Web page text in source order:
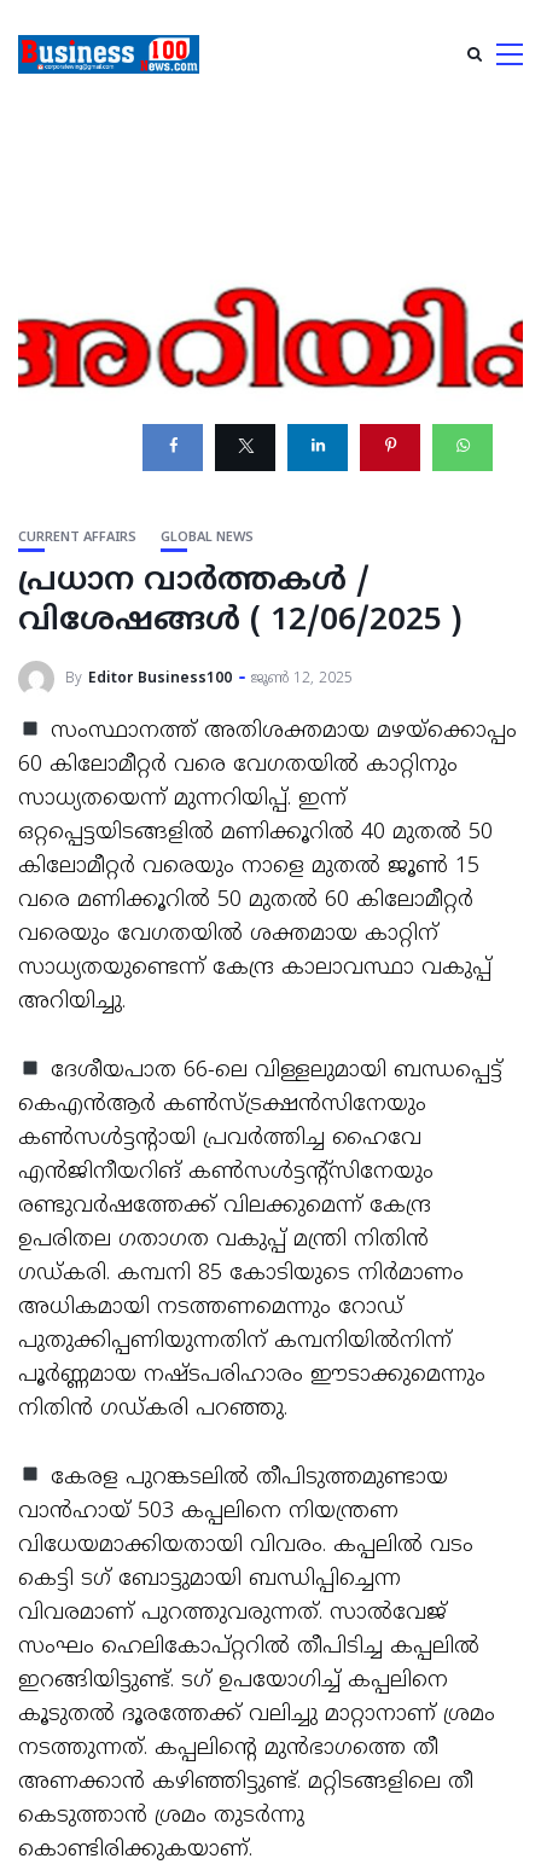
CURRENT AFFAIRS GLOBAL NEWS
പ്രധാന വാര്‍ത്തകള്‍ /
വിശേഷങ്ങള്‍ ( 12/06/2025 )
By Editor Business100 ജൂൺ 12, 2025
സംസ്ഥാനത്ത് അതിശക്തമായ മഴയ്ക്കൊപ്പം
60 കിലോമീറ്റര്‍ വരെ വേഗതയില്‍ കാറ്റിനും
സാധ്യതയെന്ന് മുന്നറിയിപ്പ്. ഇന്ന്
ഒറ്റപ്പെട്ടയിടങ്ങളില്‍ മണിക്കൂറില്‍ 40 മുതല്‍ 50
കിലോമീറ്റര്‍ വരെയും നാളെ മുതല്‍ ജൂണ്‍ 15
വരെ മണിക്കൂറില്‍ 50 മുതല്‍ 60 കിലോമീറ്റര്‍
വരെയും വേഗതയില്‍ ശക്തമായ കാറ്റിന്
സാധ്യതയുണ്ടെന്ന് കേന്ദ്ര കാലാവസ്ഥാ വകുപ്പ്
അറിയിച്ചു.
ദേശീയപാത 66-ലെ വിള്ളലുമായി ബന്ധപ്പെട്ട്
കെഎന്‍ആര്‍ കണ്‍സ്ട്രക്ഷന്‍സിനേയും
കണ്‍സള്‍ട്ടന്റായി പ്രവര്‍ത്തിച്ച ഹൈവേ
എന്‍ജിനീയറിങ് കണ്‍സള്‍ട്ടന്റ്സിനേയും
രണ്ടുവര്‍ഷത്തേക്ക് വിലക്കുമെന്ന് കേന്ദ്ര
ഉപരിതല ഗതാഗത വകുപ്പ് മന്ത്രി നിതിന്‍
ഗഡ്കരി. കമ്പനി 85 കോടിയുടെ നിര്‍മാണം
അധികമായി നടത്തണമെന്നും റോഡ്
പുതുക്കിപ്പണിയുന്നതിന് കമ്പനിയില്‍നിന്ന്
പൂര്‍ണ്ണമായ നഷ്ടപരിഹാരം ഈടാക്കുമെന്നും
നിതിന്‍ ഗഡ്കരി പറഞ്ഞു.
കേരള പുറങ്കടലില്‍ തീപിടുത്തമുണ്ടായ
വാന്‍ഹായ് 503 കപ്പലിനെ നിയന്ത്രണ
വിധേയമാക്കിയതായി വിവരം. കപ്പലില്‍ വടം
കെട്ടി ടഗ് ബോട്ടുമായി ബന്ധിപ്പിച്ചെന്ന
വിവരമാണ് പുറത്തുവരുന്നത്. സാല്‍വേജ്
സംഘം ഹെലികോപ്റ്ററില്‍ തീപിടിച്ച കപ്പലില്‍
ഇറങ്ങിയിട്ടുണ്ട്. ടഗ് ഉപയോഗിച്ച് കപ്പലിനെ
കൂടുതല്‍ ദൂരത്തേക്ക് വലിച്ചു മാറ്റാനാണ് ശ്രമം
നടത്തുന്നത്. കപ്പലിന്റെ മുന്‍ഭാഗത്തെ തീ
അണക്കാന്‍ കഴിഞ്ഞിട്ടുണ്ട്. മറ്റിടങ്ങളിലെ തീ
കെടുത്താന്‍ ശ്രമം തുടര്‍ന്നു
കൊണ്ടിരിക്കുകയാണ്.